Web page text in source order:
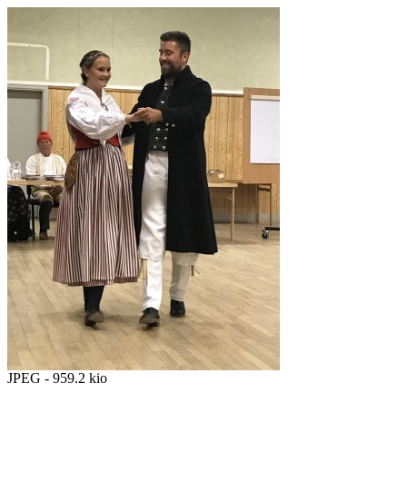
JPEG - 959.2 kio